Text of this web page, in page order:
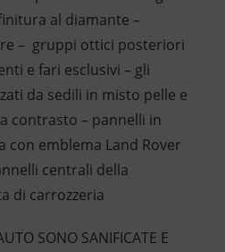
al diamante –
– gruppi ottici posteriori
e fari esclusivi – gli
da sedili in misto pelle e
contrasto – pannelli in
con emblema Land Rover
centrali della
di carrozzeria
SONO SANIFICATE E